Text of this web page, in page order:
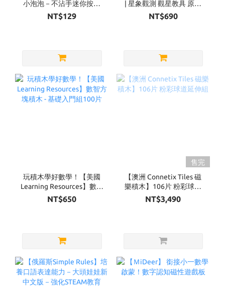
小泡泡－不沾手迷你按壓
泡泡（四款可選）
NT$129
| 星象觀測 觀星教具 原木
款
NT$690
玩積木學好數學！【美國
Learning Resources】數智
方塊積木 - 基礎入門組100
片
NT$650
售完
【澳洲 Connetix Tiles 磁
樂積木】106片 粉彩球道
延伸組
NT$3,490